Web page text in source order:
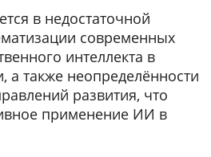
в недостаточной
современных
интеллекта в
а также неопределённости
развития, что
применение ИИ в